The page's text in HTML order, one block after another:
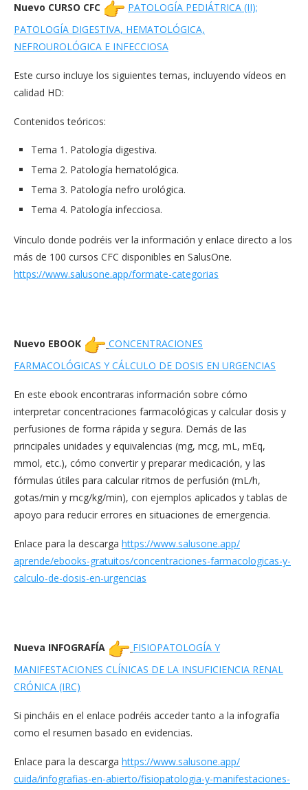
Nuevo CURSO CFC
PATOLOGÍA PEDIÁTRICA (II);
PATOLOGÍA DIGESTIVA, HEMATOLÓGICA,
NEFROUROLÓGICA E INFECCIOSA
Este curso incluye los siguientes temas, incluyendo vídeos en
calidad HD:
Contenidos teóricos:
Tema 1. Patología digestiva.
Tema 2. Patología hematológica.
Tema 3. Patología nefro urológica.
Tema 4. Patología infecciosa.
Vínculo donde podréis ver la información y enlace directo a los
más de 100 cursos CFC disponibles en SalusOne.
https://www.salusone.app/formate-categorias
Nuevo EBOOK
CONCENTRACIONES
FARMACOLÓGICAS Y CÁLCULO DE DOSIS EN URGENCIAS
En este ebook encontraras información sobre cómo
interpretar concentraciones farmacológicas y calcular dosis y
perfusiones de forma rápida y segura. Demás de las
principales unidades y equivalencias (mg, mcg, mL, mEq,
mmol, etc.), cómo convertir y preparar medicación, y las
fórmulas útiles para calcular ritmos de perfusión (mL/h,
gotas/min y mcg/kg/min), con ejemplos aplicados y tablas de
apoyo para reducir errores en situaciones de emergencia.
Enlace para la descarga https://www.salusone.app/
aprende/ebooks-gratuitos/concentraciones-farmacologicas-y-
calculo-de-dosis-en-urgencias
Nueva INFOGRAFÍA
FISIOPATOLOGÍA Y
MANIFESTACIONES CLÍNICAS DE LA INSUFICIENCIA RENAL
CRÓNICA (IRC)
Si pincháis en el enlace podréis acceder tanto a la infografía
como el resumen basado en evidencias.
Enlace para la descarga https://www.salusone.app/
cuida/infografias-en-abierto/fisiopatologia-y-manifestaciones-